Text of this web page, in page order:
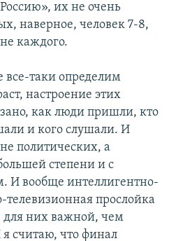
их не очень
наверное, человек 7-8,
каждого.
все-таки определим
настроение этих
как люди пришли, кто
и кого слушали. И
политических, а
степени и с
И вообще интеллигентно-
прослойка
для них важной, чем
считаю, что финал